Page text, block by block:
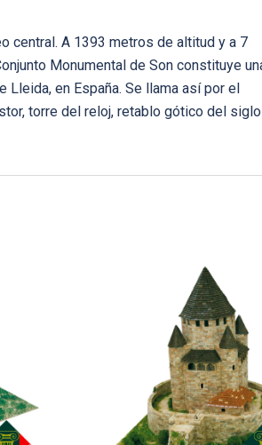
central. A 1393 metros de altitud y a 7
Monumental de Son constituye
en España. Se llama así por el
torre del reloj, retablo gótico del siglo